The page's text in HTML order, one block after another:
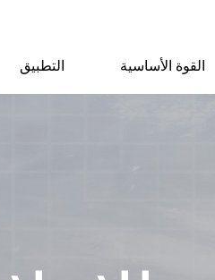
التطبيق القوة الأساسية